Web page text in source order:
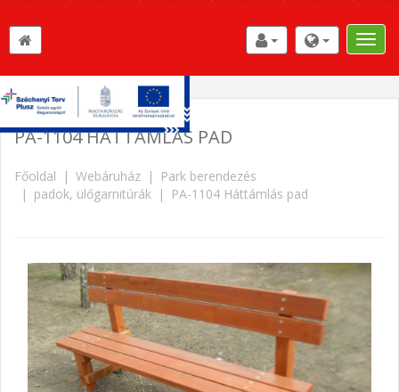
Toggle
PA-1104 HÁTTÁMLÁS PAD
Főoldal Webáruház
Park berendezés
padok, ülőgarnitúrák
PA-1104 Háttámlás pad